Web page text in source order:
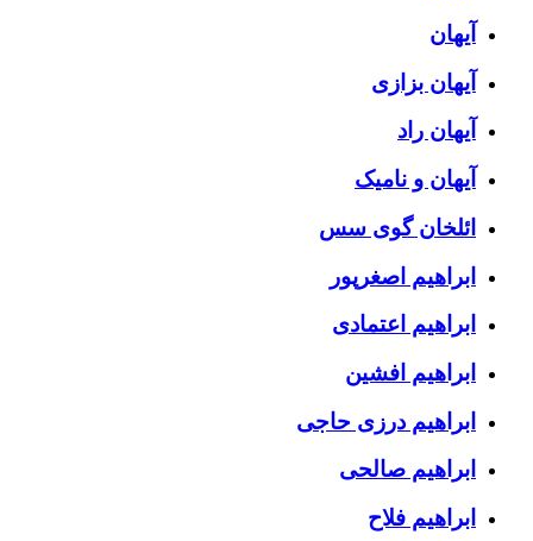
آیهان
آیهان بزازی
آیهان راد
آیهان و نامیک
ائلخان گوی سس
ابراهیم اصغرپور
ابراهیم اعتمادی
ابراهیم افشین
ابراهیم درزی حاجی
ابراهیم صالحی
ابراهیم فلاح